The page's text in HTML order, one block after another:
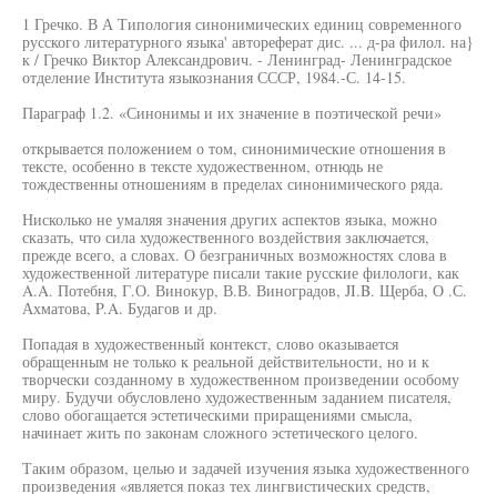
1 Гречко. В А Типология синонимических единиц современного
русского литературного языка' автореферат дис. ... д-ра филол. на}
к / Гречко Виктор Александрович. - Ленинград- Ленинградское
отделение Института языкознания СССР, 1984.-С. 14-15.
Параграф 1.2. «Синонимы и их значение в поэтической речи»
открывается положением о том, синонимические отношения в
тексте, особенно в тексте художественном, отнюдь не
тождественны отношениям в пределах синонимического ряда.
Нисколько не умаляя значения других аспектов языка, можно
сказать, что сила художественного воздействия заключается,
прежде всего, а словах. О безграничных возможностях слова в
художественной литературе писали такие русские филологи, как
A.A. Потебня, Г.О. Винокур, В.В. Виноградов, JI.B. Щерба, О .С.
Ахматова, P.A. Будагов и др.
Попадая в художественный контекст, слово оказывается
обращенным не только к реальной действительности, но и к
творчески созданному в художественном произведении особому
миру. Будучи обусловлено художественным заданием писателя,
слово обогащается эстетическими приращениями смысла,
начинает жить по законам сложного эстетического целого.
Таким образом, целью и задачей изучения языка художественного
произведения «является показ тех лингвистических средств,